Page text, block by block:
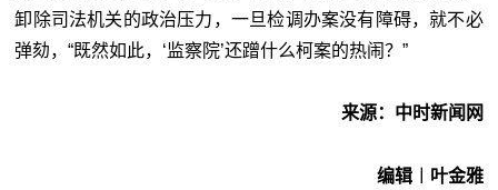
卸除司法机关的政治压力，一旦检调办案没有障碍，就不必
弹劾，“既然如此，‘监察院’还蹭什么柯案的热闹？”
来源：中时新闻网
编辑︱叶金雅